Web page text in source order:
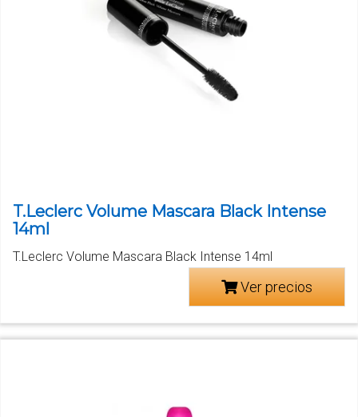
T.Leclerc Volume Mascara Black Intense
14ml
T.Leclerc Volume Mascara Black Intense 14ml
Ver precios